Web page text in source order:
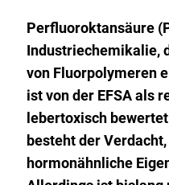
Perfluoroktansäure
Industriechemikalie,
von Fluorpolymeren
ist von der EFSA als
lebertoxisch
besteht der Verdacht,
hormonähnliche